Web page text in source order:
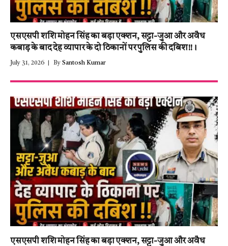
एसएसपी शशि मोहन सिंह का बड़ा एक्शन, सट्टा-जुआ और अवैध
कबाड़ के बाद देह व्यापार के दो ठिकानों पर पुलिस की दबिश!!।
July 31, 2026 By Santosh Kumar
एसएसपी शशि मोहन सिंह का बड़ा एक्शन, सट्टा-जुआ और अवैध